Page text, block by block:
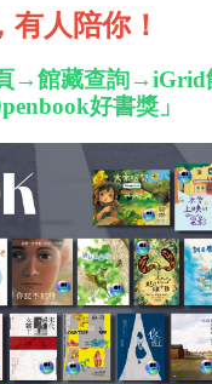
人陪你！
→館藏查詢→iGrid
好書獎」